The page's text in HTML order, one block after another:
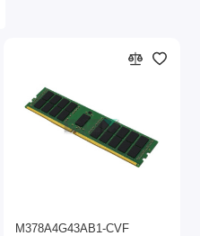
M378A4G43AB1-CVF